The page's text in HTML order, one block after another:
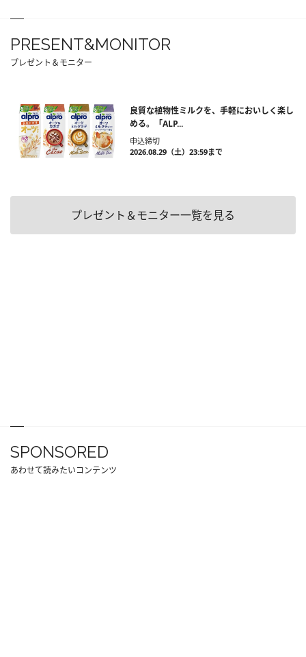
PRESENT&MONITOR
プレゼント＆モニター
良質な植物性ミルクを、手軽においしく楽し
める。「ALP...
申込締切
2026.08.29（土）23:59まで
プレゼント＆モニター一覧を見る
SPONSORED
あわせて読みたいコンテンツ